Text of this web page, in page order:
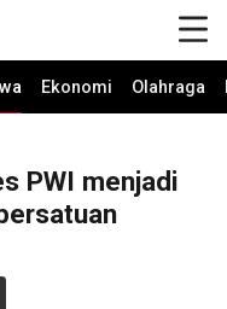
Ekonomi Olahraga
PWI menjadi